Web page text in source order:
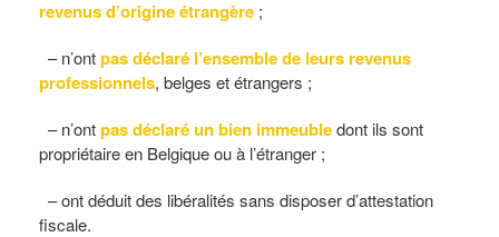
revenus d’origine étrangère ;
– n’ont pas déclaré l’ensemble de leurs revenus
professionnels, belges et étrangers ;
– n’ontpas déclaré un bien immeubledont ils sont
propriétaire en Belgique ou à l’étranger ;
– ont déduit des libéralités sans disposer d’attestation
fiscale.